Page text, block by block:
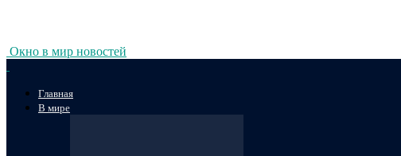
Окно в мир новостей
Главная
В мире